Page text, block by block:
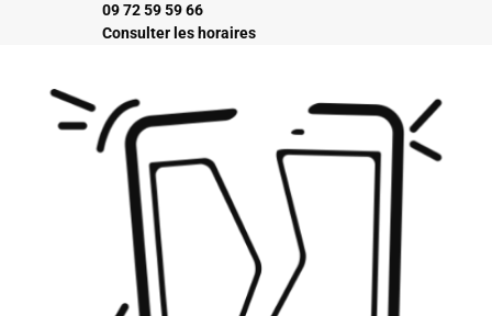
09 72 59 59 66
Consulter les horaires